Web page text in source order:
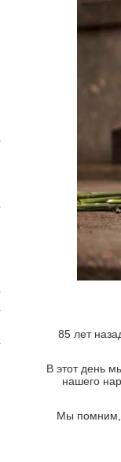
85 лет
В этот день
нашего
Мы помним,